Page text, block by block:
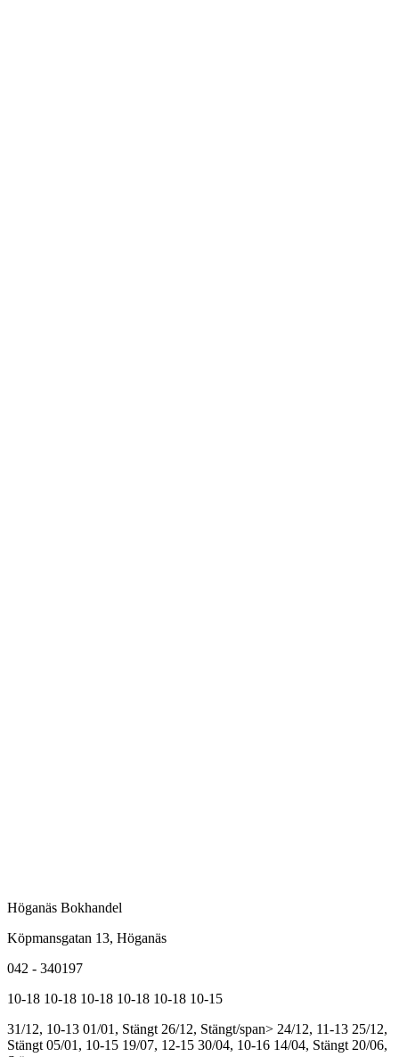
Höganäs Bokhandel
Köpmansgatan 13, Höganäs
042 - 340197
10-18 10-18 10-18 10-18 10-18 10-15
31/12, 10-13 01/01, Stängt 26/12, Stängt/span> 24/12, 11-13 25/12,
Stängt 05/01, 10-15 19/07, 12-15 30/04, 10-16 14/04, Stängt 20/06,